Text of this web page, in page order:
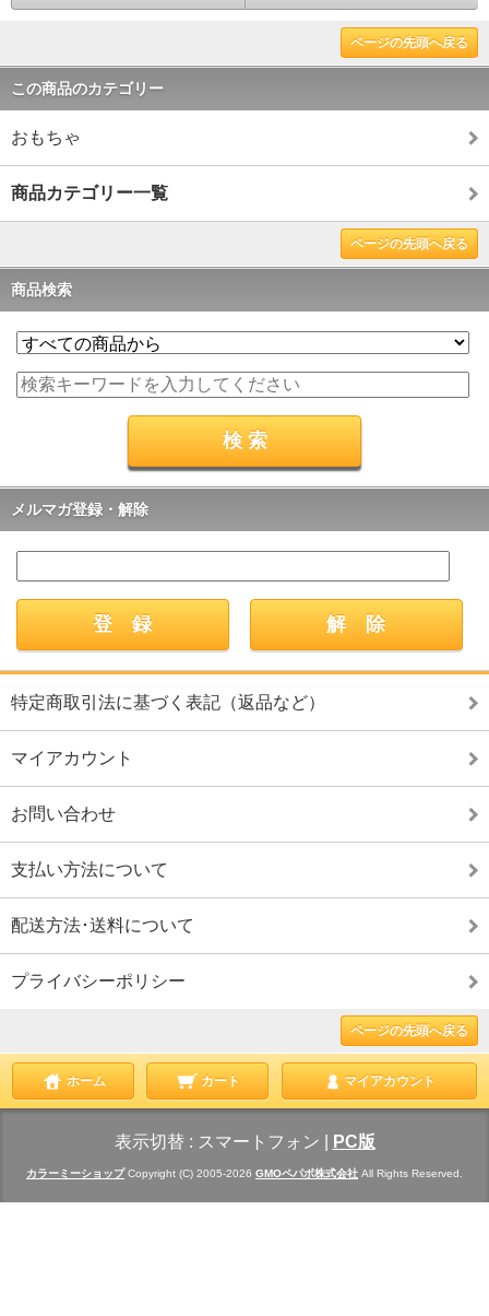
ページの先頭へ戻る
この商品のカテゴリー
おもちゃ
商品カテゴリー一覧
ページの先頭へ戻る
商品検索
メルマガ登録・解除
特定商取引法に基づく表記（返品など）
マイアカウント
お問い合わせ
支払い方法について
配送方法･送料について
プライバシーポリシー
ページの先頭へ戻る
ホーム カート マイアカウント
表示切替 : スマートフォン PC版
カラーミーショップCopyright (C) 2005-2026 GMOペパボ株式会社 All Rights Reserved.